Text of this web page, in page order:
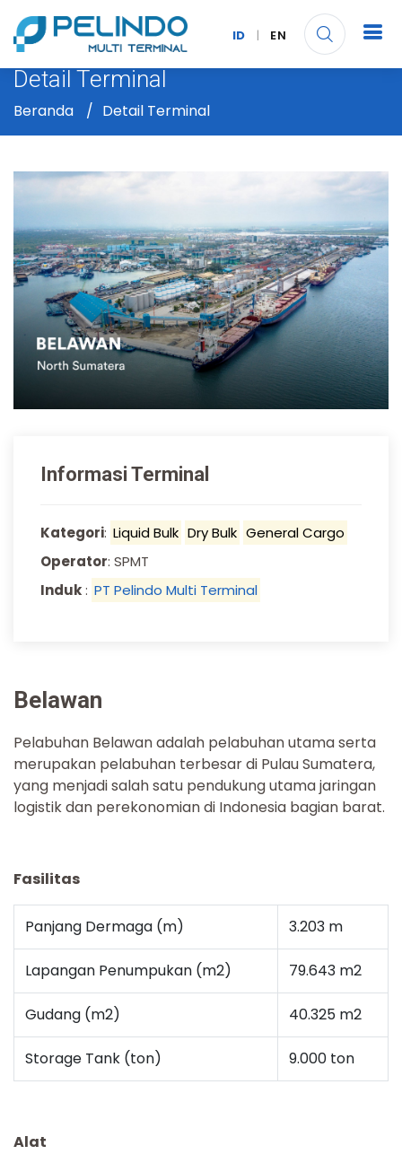
ID | EN
Detail Terminal
Beranda Detail Terminal
Informasi Terminal
Kategori: Liquid Bulk Dry Bulk General Cargo
Operator: SPMT
Induk: PT Pelindo Multi Terminal
Belawan
Pelabuhan Belawan adalah pelabuhan utama serta
merupakan pelabuhan terbesar di Pulau Sumatera,
yang menjadi salah satu pendukung utama jaringan
logistik dan perekonomian di Indonesia bagian barat.
Fasilitas
Panjang Dermaga (m) 3.203 m
Lapangan Penumpukan (m2) 79.643 m2
Gudang (m2) 40.325 m2
Storage Tank (ton) 9.000 ton
Alat